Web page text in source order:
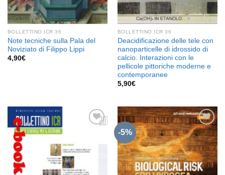
BOLLETTINO ICR 36
Note tecniche sulla Pala del
Noviziato di Filippo Lippi
4,90€
BOLLETTINO ICR 36
Deacidificazione delle tele con
nanoparticelle di idrossido di
calcio. Interazioni con le
pellicole pittoriche moderne e
contemporanee
5,90€
Aggiungi
desideri
-5%
Aggiungi
alla lista
dei
desideri